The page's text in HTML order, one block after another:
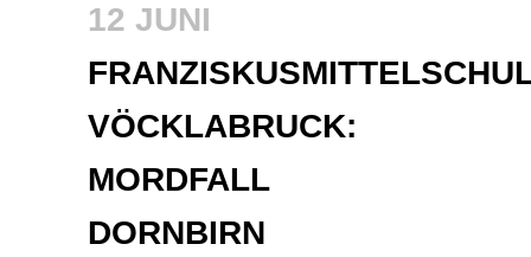
12 JUNI
VÖCKLABRUCK:
MORDFALL
DORNBIRN